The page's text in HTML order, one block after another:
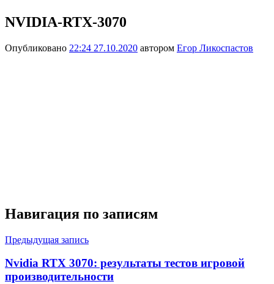
NVIDIA-RTX-3070
Опубликовано 22:24 27.10.2020 автором Егор Ликоспастов
Навигация по записям
Предыдущая запись
Nvidia RTX 3070: результаты тестов игровой
производительности